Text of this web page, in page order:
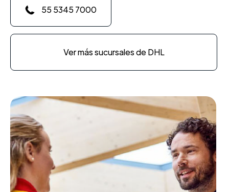
55 5345 7000
Ver más sucursales de DHL